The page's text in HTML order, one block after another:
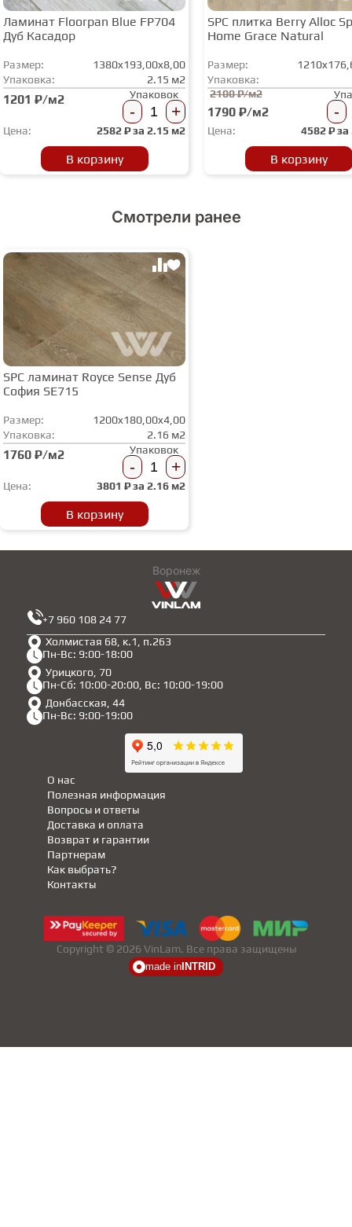
Ламинат Floorpan Blue FP704
Дуб Касадор
Размер:
1380x193,00x8,00
Упаковка:
2.15 м2
1201 ₽/м2 Упаковок
- +
Цена: 2582₽ за 2.15 м2
В корзину
SPC плитка Berry Alloc
Home Grace Natural
Размер:
Упаковка:
2100 ₽/м2
1790 ₽/м2 -
Цена: 4582₽ за
В корзину
Смотрели ранее
SPC ламинат Royce Sense Дуб
София SE715
Размер:
1200x180,00x4,00
Упаковка:
2.16 м2
1760 ₽/м2 Упаковок
- +
Цена: 3801 ₽ за 2.16 м2
В корзину
Воронеж
Холмистая 68, к.1, п.263
Пн-Вс: 9:00-18:00
Урицкого, 70
Пн-Сб: 10:00-20:00, Вс: 10:00-19:00
Донбасская, 44
Пн-Вс: 9:00-19:00
+7 960 108 24 77
Полезная информация
Партнерам
Вопросы и ответы
Доставка и оплата
Возврат и гарантии
Как выбрать?
О нас
Контакты
Copyright © 2026 VinLam. Все права защищены
made in INTRID